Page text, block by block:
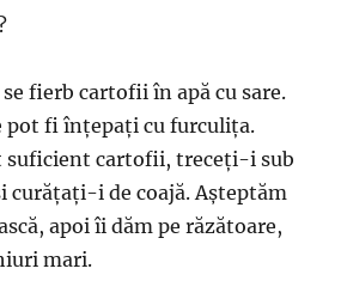
fierb cartofii în apă cu sare.
pot fi înțepați cu furculița.
suficient cartofii, treceți-i sub
curățați-i de coajă. Așteptăm
apoi îi dăm pe răzătoare,
mari.